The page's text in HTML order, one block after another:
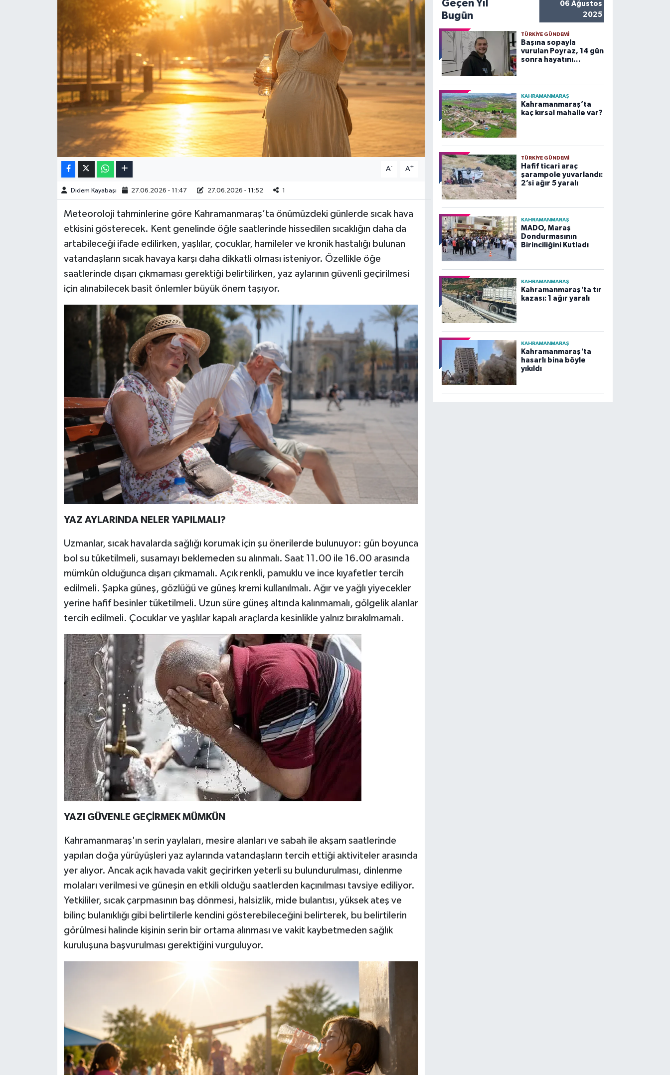
A- A+
Didem Kayabaşı 27.06.2026 - 11:47 27.06.2026 - 11:52 1
Meteoroloji tahminlerine göre Kahramanmaraş’ta önümüzdeki günlerde sıcak hava
etkisini gösterecek. Kent genelinde öğle saatlerinde hissedilen sıcaklığın daha da
artabileceği ifade edilirken, yaşlılar, çocuklar, hamileler ve kronik hastalığı bulunan
vatandaşların sıcak havaya karşı daha dikkatli olması isteniyor. Özellikle öğe
saatlerinde dışarı çıkmaması gerektiği belirtilirken, yaz aylarının güvenli geçirilmesi
için alınabilecek basit önlemler büyük önem taşıyor.
YAZ AYLARINDA NELER YAPILMALI?
Uzmanlar, sıcak havalarda sağlığı korumak için şu önerilerde bulunuyor: gün boyunca
bol su tüketilmeli, susamayı beklemeden su alınmalı. Saat 11.00 ile 16.00 arasında
mümkün olduğunca dışarı çıkmamalı. Açık renkli, pamuklu ve ince kıyafetler tercih
edilmeli. Şapka güneş, gözlüğü ve güneş kremi kullanılmalı. Ağır ve yağlı yiyecekler
yerine hafif besinler tüketilmeli. Uzun süre güneş altında kalınmamalı, gölgelik alanlar
tercih edilmeli. Çocuklar ve yaşlılar kapalı araçlarda kesinlikle yalnız bırakılmamalı.
YAZI GÜVENLE GEÇİRMEK MÜMKÜN
Kahramanmaraş'ın serin yaylaları, mesire alanları ve sabah ile akşam saatlerinde
yapılan doğa yürüyüşleri yaz aylarında vatandaşların tercih ettiği aktiviteler arasında
yer alıyor. Ancak açık havada vakit geçirirken yeterli su bulundurulması, dinlenme
molaları verilmesi ve güneşin en etkili olduğu saatlerden kaçınılması tavsiye ediliyor.
Yetkililer, sıcak çarpmasının baş dönmesi, halsizlik, mide bulantısı, yüksek ateş ve
bilinç bulanıklığı gibi belirtilerle kendini gösterebileceğini belirterek, bu belirtilerin
görülmesi halinde kişinin serin bir ortama alınması ve vakit kaybetmeden sağlık
kuruluşuna başvurulması gerektiğini vurguluyor.
Geçen Yıl
Bugün
06 Ağustos
2025
TÜRKIYE GÜNDEMI
Başına sopayla
vurulan Poyraz, 14 gün
sonra hayatını
KAHRAMANMARAŞ
Kahramanmaraş’ta
kaç kırsal mahalle var?
TÜRKIYE GÜNDEMI
Hafif ticari araç
şarampole yuvarlandı:
2’si ağır 5 yaralı
KAHRAMANMARAŞ
MADO, Maraş
Dondurmasının
Birinciliğini Kutladı
KAHRAMANMARAŞ
Kahramanmaraş'ta tır
kazası: 1 ağır yaralı
KAHRAMANMARAŞ
Kahramanmaraş'ta
hasarlı bina böyle
yıkıldı